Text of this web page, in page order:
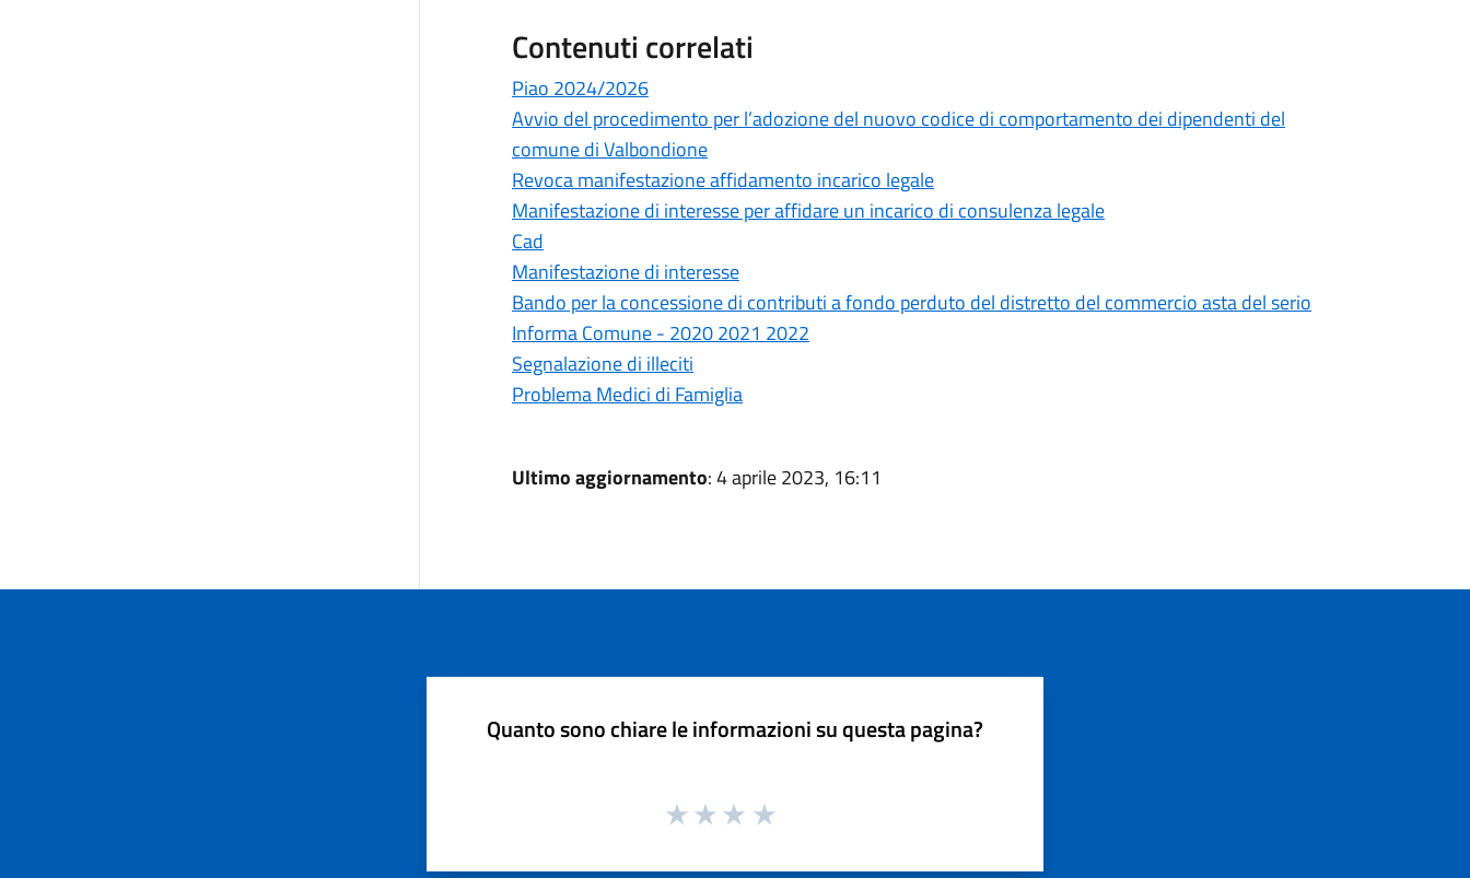
Contenuti correlati
Piao 2024/2026
Avvio del procedimento per l’adozione del nuovo codice di comportamento dei dipendenti del
comune di Valbondione
Revoca manifestazione affidamento incarico legale
Manifestazione di interesse per affidare un incarico di consulenza legale
Cad
Manifestazione di interesse
Bando per la concessione di contributi a fondo perduto del distretto del commercio asta del serio
Informa Comune - 2020 2021 2022
Segnalazione di illeciti
Problema Medici di Famiglia
Ultimo aggiornamento: 4 aprile 2023, 16:11
Quanto sono chiare le informazioni su questa pagina?